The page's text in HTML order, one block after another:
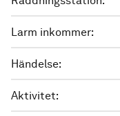
Larm inkommer:
Händelse:
Aktivitet: